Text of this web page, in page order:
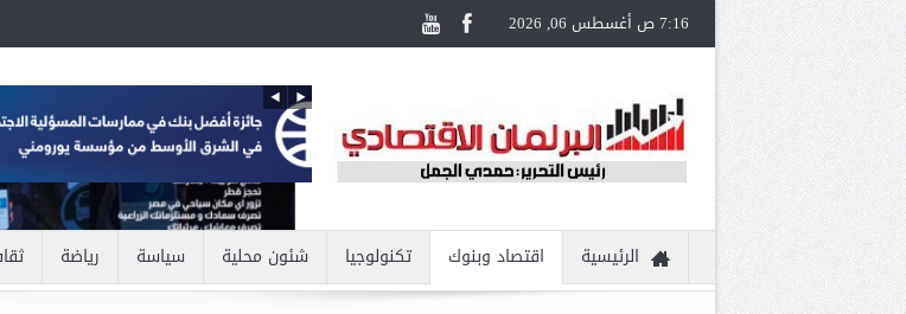
7:16 ص أغسطس 06, 2026
الرئيسية اقتصاد وبنوك تكنولوجيا شئون محلية سياسة رياضة